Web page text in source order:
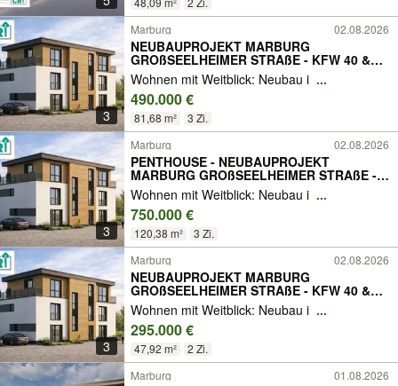
3
Marburg 02.08.2026
NEUBAUPROJEKT MARBURG
GROßSEELHEIMER STRAßE - KFW 40 &
BARRIEREFREI
Wohnen mit Weitblick: Neubau i ...
490.000 €
81,68 m² 3 Zi.
3
Marburg 02.08.2026
PENTHOUSE - NEUBAUPROJEKT
MARBURG GROßSEELHEIMER STRAßE -
KFW 40 & BARRIEREFREI
Wohnen mit Weitblick: Neubau i ...
750.000 €
120,38 m² 3 Zi.
3
Marburg 02.08.2026
NEUBAUPROJEKT MARBURG
GROßSEELHEIMER STRAßE - KFW 40 &
BARRIEREFREI
Wohnen mit Weitblick: Neubau i ...
295.000 €
47,92 m² 2 Zi.
Marburg 01.08.2026